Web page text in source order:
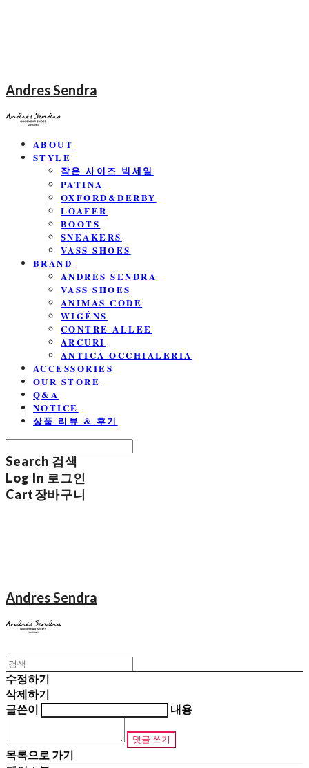
Andres Sendra
ABOUT
STYLE
작은 사이즈 빅세일
PATINA
OXFORD&DERBY
LOAFER
BOOTS
SNEAKERS
VASS SHOES
BRAND
ANDRES SENDRA
VASS SHOES
ANIMAS CODE
WIGÉNS
CONTRE ALLEE
ARCURI
ANTICA OCCHIALERIA
ACCESSORIES
OUR STORE
Q&A
NOTICE
상품 리뷰 & 후기
Search 검색
Log In 로그인
Cart장바구니
Andres Sendra
수정하기
삭제하기
글쓴이
내용
댓글 쓰기
목록으로 가기